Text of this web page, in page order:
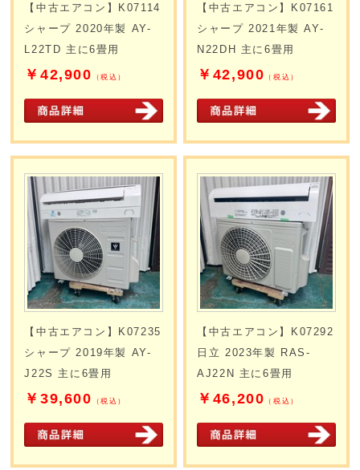
【中古エアコン】K07114
シャープ 2020年製 AY-
L22TD 主に6畳用
￥42,900 （税込）
【中古エアコン】K07161
シャープ 2021年製 AY-
N22DH 主に6畳用
￥42,900 （税込）
【中古エアコン】K07235
シャープ 2019年製 AY-
J22S 主に6畳用
￥39,600 （税込）
【中古エアコン】K07292
日立 2023年製 RAS-
AJ22N 主に6畳用
￥46,200 （税込）